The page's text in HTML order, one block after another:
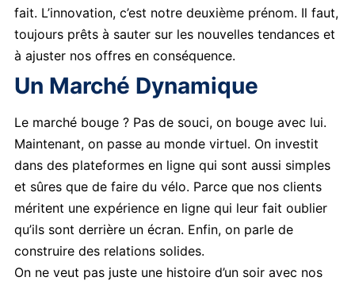
fait. L’innovation, c’est notre deuxième prénom. Il faut,
toujours prêts à sauter sur les nouvelles tendances et
à ajuster nos offres en conséquence.
Un Marché Dynamique
Le marché bouge ? Pas de souci, on bouge avec lui.
Maintenant, on passe au monde virtuel. On investit
dans des plateformes en ligne qui sont aussi simples
et sûres que de faire du vélo. Parce que nos clients
méritent une expérience en ligne qui leur fait oublier
qu’ils sont derrière un écran. Enfin, on parle de
construire des relations solides.
On ne veut pas juste une histoire d’un soir avec nos